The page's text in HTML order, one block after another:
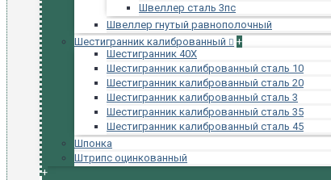
Швеллер сталь 3пс
Швеллер гнутый равнополочный
Шестигранник калиброванный
+
Шестигранник 40Х
Шестигранник калиброванный сталь 10
Шестигранник калиброванный сталь 20
Шестигранник калиброванный сталь 3
Шестигранник калиброванный сталь 35
Шестигранник калиброванный сталь 45
Шпонка
Штрипс оцинкованный
+